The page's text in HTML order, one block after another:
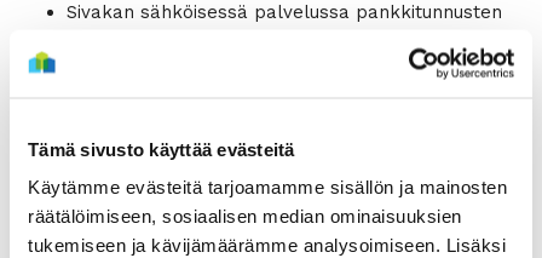
Tämä sivusto käyttää evästeitä
Käytämme evästeitä tarjoamamme sisällön ja mainosten
räätälöimiseen, sosiaalisen median ominaisuuksien
tukemiseen ja kävijämäärämme analysoimiseen. Lisäksi
Sivakan sähköisessä palvelussa pankkitunnusten
Pudottamalla kirjallinen irtisanominen kirjeenä
kuukauden viimeisenä päivänä